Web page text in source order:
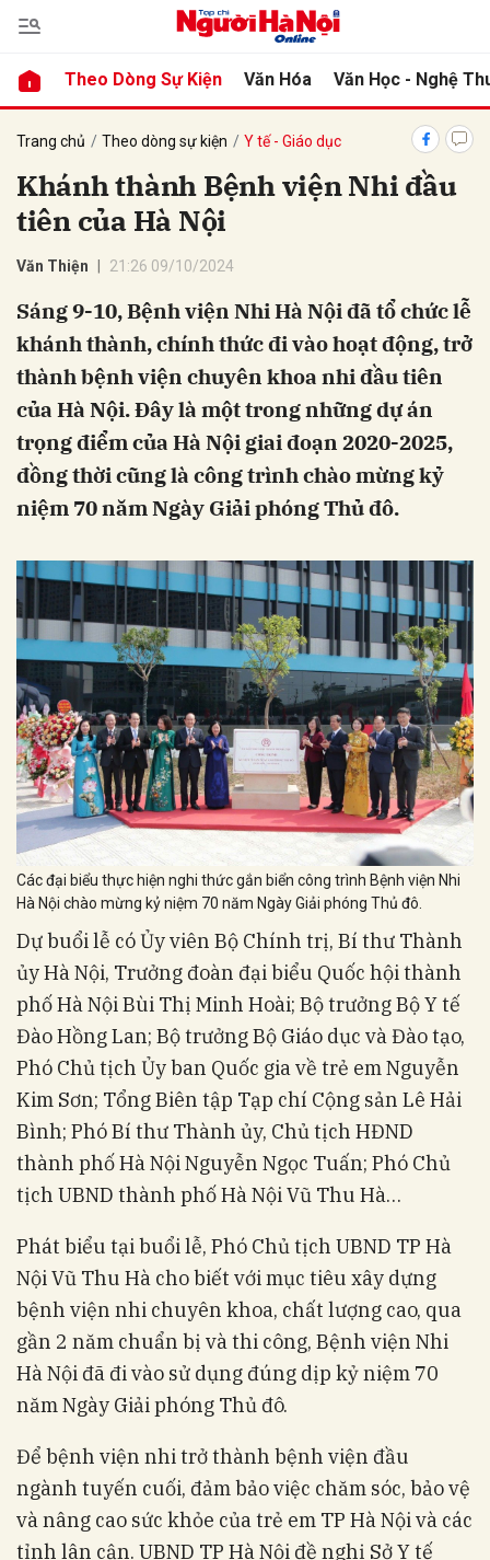
Theo Dòng Sự Kiện Văn Hóa Văn Học - Nghệ
Trang chủ Theo dòng sự kiện Y tế - Giáo dục
Khánh thành Bệnh viện Nhi đầu
tiên của Hà Nội
Văn Thiện 21:26 09/10/2024
Sáng 9-10, Bệnh viện Nhi Hà Nội đã tổ chức lễ
khánh thành, chính thức đi vào hoạt động, trở
thành bệnh viện chuyên khoa nhi đầu tiên
của Hà Nội. Đây là một trong những dự án
trọng điểm của Hà Nội giai đoạn 2020-2025,
đồng thời cũng là công trình chào mừng kỷ
niệm 70 năm Ngày Giải phóng Thủ đô.
Các đại biểu thực hiện nghi thức gắn biển công trình Bệnh viện Nhi
Hà Nội chào mừng kỷ niệm 70 năm Ngày Giải phóng Thủ đô.
Dự buổi lễ có Ủy viên Bộ Chính trị, Bí thư Thành
ủy Hà Nội, Trưởng đoàn đại biểu Quốc hội thành
phố Hà Nội Bùi Thị Minh Hoài; Bộ trưởng Bộ Y tế
Đào Hồng Lan; Bộ trưởng Bộ Giáo dục và Đào tạo,
Phó Chủ tịch Ủy ban Quốc gia về trẻ em Nguyễn
Kim Sơn; Tổng Biên tập Tạp chí Cộng sản Lê Hải
Bình; Phó Bí thư Thành ủy, Chủ tịch HĐND
thành phố Hà Nội Nguyễn Ngọc Tuấn; Phó Chủ
tịch UBND thành phố Hà Nội Vũ Thu Hà…
Phát biểu tại buổi lễ, Phó Chủ tịch UBND TP Hà
Nội Vũ Thu Hà cho biết với mục tiêu xây dựng
bệnh viện nhi chuyên khoa, chất lượng cao, qua
gần 2 năm chuẩn bị và thi công, Bệnh viện Nhi
Hà Nội đã đi vào sử dụng đúng dịp kỷ niệm 70
năm Ngày Giải phóng Thủ đô.
Để bệnh viện nhi trở thành bệnh viện đầu
ngành tuyến cuối, đảm bảo việc chăm sóc, bảo vệ
và nâng cao sức khỏe của trẻ em TP Hà Nội và các
tỉnh lân cận. UBND TP Hà Nội đề nghị Sở Y tế
luận
Hủy